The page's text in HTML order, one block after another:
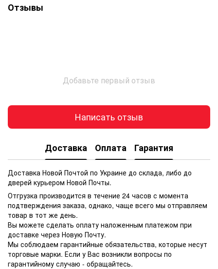
Отзывы
Добавьте первый отзыв
Написать отзыв
Доставка Оплата Гарантия
Доставка Новой Почтой по Украине до склада, либо до
дверей курьером Новой Почты.
Отгрузка производится в течение 24 часов с момента
подтверждения заказа, однако, чаще всего мы отправляем
товар в тот же день.
Вы можете сделать оплату наложенным платежом при
доставке через Новую Почту.
Мы соблюдаем гарантийные обязательства, которые несут
торговые марки. Если у Вас возникли вопросы по
гарантийному случаю - обращайтесь.